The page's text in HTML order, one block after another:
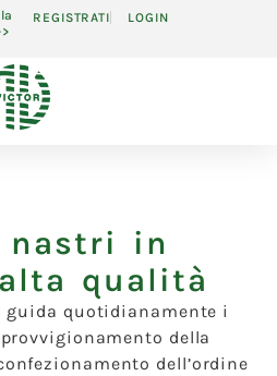
REGISTRATI LOGIN
nastri in
qualità
guida quotidianamente i
della
dell’ordine